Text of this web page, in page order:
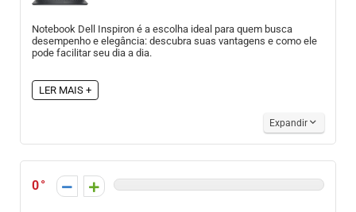
Notebook Dell Inspiron é a escolha ideal para quem busca
desempenho e elegância: descubra suas vantagens e como ele
pode facilitar seu dia a dia.
LER MAIS +
Expandir
0